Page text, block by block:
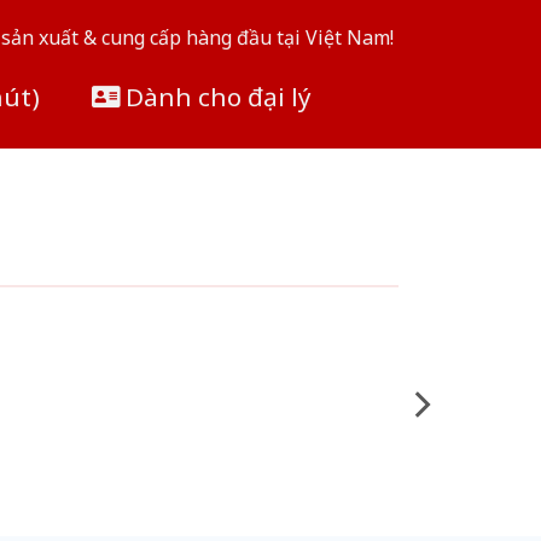
xuất & cung cấp hàng đầu tại Việt Nam!
Dành cho đại lý